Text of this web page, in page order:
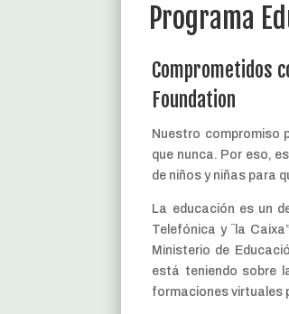
Programa
Comprometidos
Foundation
Nuestro compromiso
que nunca. Por eso,
de niños y niñas para
La educación es un
Telefónica y ¨la
Ministerio de
está teniendo sobre
formaciones virtuales